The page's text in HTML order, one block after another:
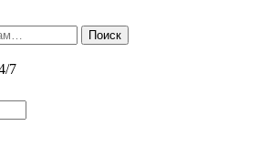
Поиск
7